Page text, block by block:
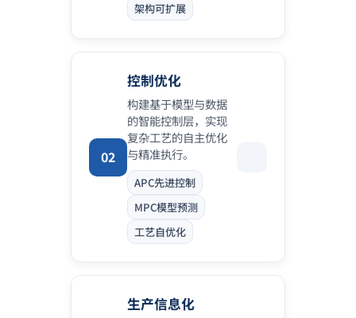
架构可扩展
02
控制优化
构建基于模型与数据
的智能控制层，实现
复杂工艺的自主优化
与精准执行。
APC先进控制
MPC模型预测
工艺自优化
生产信息化